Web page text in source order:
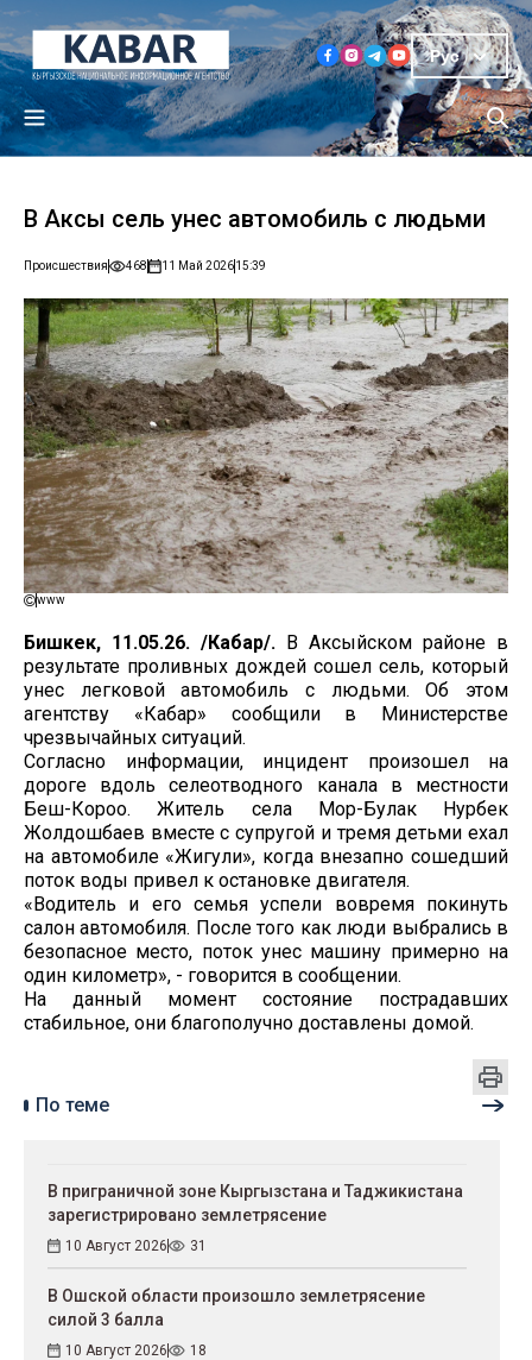
Рус
В Аксы сель унес автомобиль с людьми
Происшествия 468 11 Май 202615:39
www
Бишкек, 11.05.26. /Кабар/. В Аксыйском районе в
результате проливных дождей сошел сель, который
унес легковой автомобиль с людьми. Об этом
агентству «Кабар» сообщили в Министерстве
чрезвычайных ситуаций.
Согласно информации, инцидент произошел на
дороге вдоль селеотводного канала в местности
Беш-Короо. Житель села Мор-Булак Нурбек
Жолдошбаев вместе с супругой и тремя детьми ехал
на автомобиле «Жигули», когда внезапно сошедший
поток воды привел к остановке двигателя.
«Водитель и его семья успели вовремя покинуть
салон автомобиля. После того как люди выбрались в
безопасное место, поток унес машину примерно на
один километр», - говорится в сообщении.
На данный момент состояние пострадавших
стабильное, они благополучно доставлены домой.
По теме
В приграничной зоне Кыргызстана и Таджикистана
зарегистрировано землетрясение
10 Август 2026 31
В Ошской области произошло землетрясение
силой 3 балла
10 Август 2026 18